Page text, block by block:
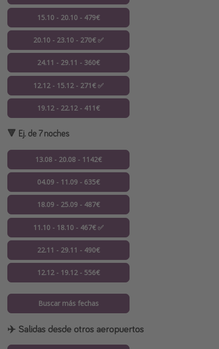
15.10 - 20.10 - 479€
20.10 - 23.10 - 270€ ✅
24.11 - 29.11 - 360€
12.12 - 15.12 - 271€ ✅
19.12 - 22.12 - 411€
🔻 Ej. de 7 noches
13.08 - 20.08 - 1142€
04.09 - 11.09 - 635€
18.09 - 25.09 - 487€
11.10 - 18.10 - 467€ ✅
22.11 - 29.11 - 490€
12.12 - 19.12 - 556€
Buscar más fechas
✈️ Salidas desde otros aeropuertos